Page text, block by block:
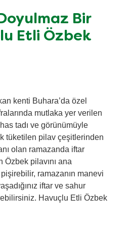
Bir
Etli Özbek
kenti Buhara’da özel
mutlaka yer verilen
tadı ve görünümüyle
tüketilen pilav çeşitlerinden
olan ramazanda iftar
Özbek pilavını ana
ramazanın manevi
iftar ve sahur
Havuçlu Etli Özbek